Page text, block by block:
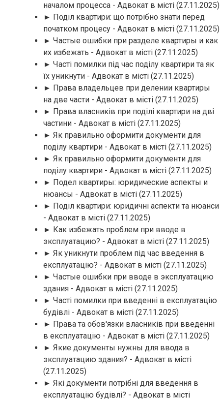
началом процесса - Адвокат в місті (27.11.2025)
► Поділ квартири: що потрібно знати перед
початком процесу - Адвокат в місті (27.11.2025)
► Частые ошибки при разделе квартиры и как
их избежать - Адвокат в місті (27.11.2025)
► Часті помилки під час поділу квартири та як
їх уникнути - Адвокат в місті (27.11.2025)
► Права владельцев при делении квартиры
на две части - Адвокат в місті (27.11.2025)
► Права власників при поділі квартири на дві
частини - Адвокат в місті (27.11.2025)
► Як правильно оформити документи для
поділу квартири - Адвокат в місті (27.11.2025)
► Як правильно оформити документи для
поділу квартири - Адвокат в місті (27.11.2025)
► Подел квартиры: юридические аспекты и
нюансы - Адвокат в місті (27.11.2025)
► Поділ квартири: юридичні аспекти та нюанси
- Адвокат в місті (27.11.2025)
► Как избежать проблем при вводе в
эксплуатацию? - Адвокат в місті (27.11.2025)
► Як уникнути проблем під час введення в
експлуатацію? - Адвокат в місті (27.11.2025)
► Частые ошибки при вводе в эксплуатацию
здания - Адвокат в місті (27.11.2025)
► Часті помилки при введенні в експлуатацію
будівлі - Адвокат в місті (27.11.2025)
► Права та обов'язки власників при введенні
в експлуатацію - Адвокат в місті (27.11.2025)
► Якие документы нужны для ввода в
эксплуатацию здания? - Адвокат в місті
(27.11.2025)
► Які документи потрібні для введення в
експлуатацію будівлі? - Адвокат в місті